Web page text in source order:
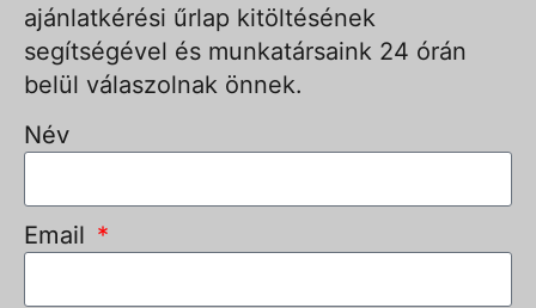
ajánlatkérési űrlap kitöltésének
segítségével és munkatársaink 24 órán
belül válaszolnak önnek.
Név
Email